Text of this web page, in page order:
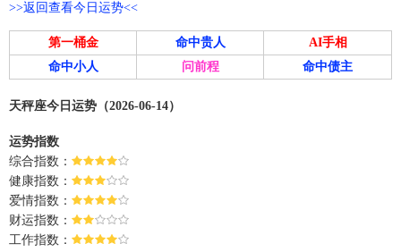
>>返回查看今日运势<<
第一桶金 命中贵人
AI手相
命中小人
问前程 命中债主
天秤座今日运势（2026-06-14）
运势指数
综合指数：
健康指数：
爱情指数：
财运指数：
工作指数：